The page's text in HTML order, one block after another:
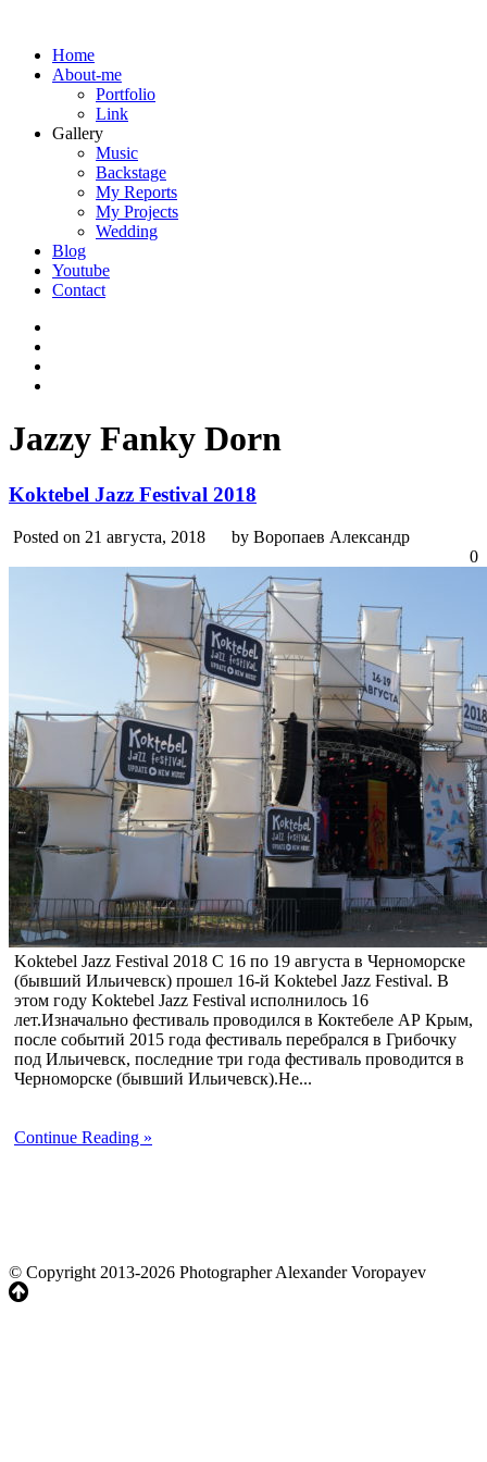
Home
About-me
Portfolio
Link
Gallery
Music
Backstage
My Reports
My Projects
Wedding
Blog
Youtube
Contact
Jazzy Fanky Dorn
Koktebel Jazz Festival 2018
Posted on 21 августа, 2018
by Воропаев Александр
0
Koktebel Jazz Festival 2018 С 16 по 19 августа в Черноморске
(бывший Ильичевск) прошел 16-й Koktebel Jazz Festival. В
этом году Koktebel Jazz Festival исполнилось 16
лет.Изначально фестиваль проводился в Коктебеле АР Крым,
после событий 2015 года фестиваль перебрался в Грибочку
под Ильичевск, последние три года фестиваль проводится в
Черноморске (бывший Ильичевск).Не...
Continue Reading »
© Copyright 2013-2026 Photographer Alexander Voropayev